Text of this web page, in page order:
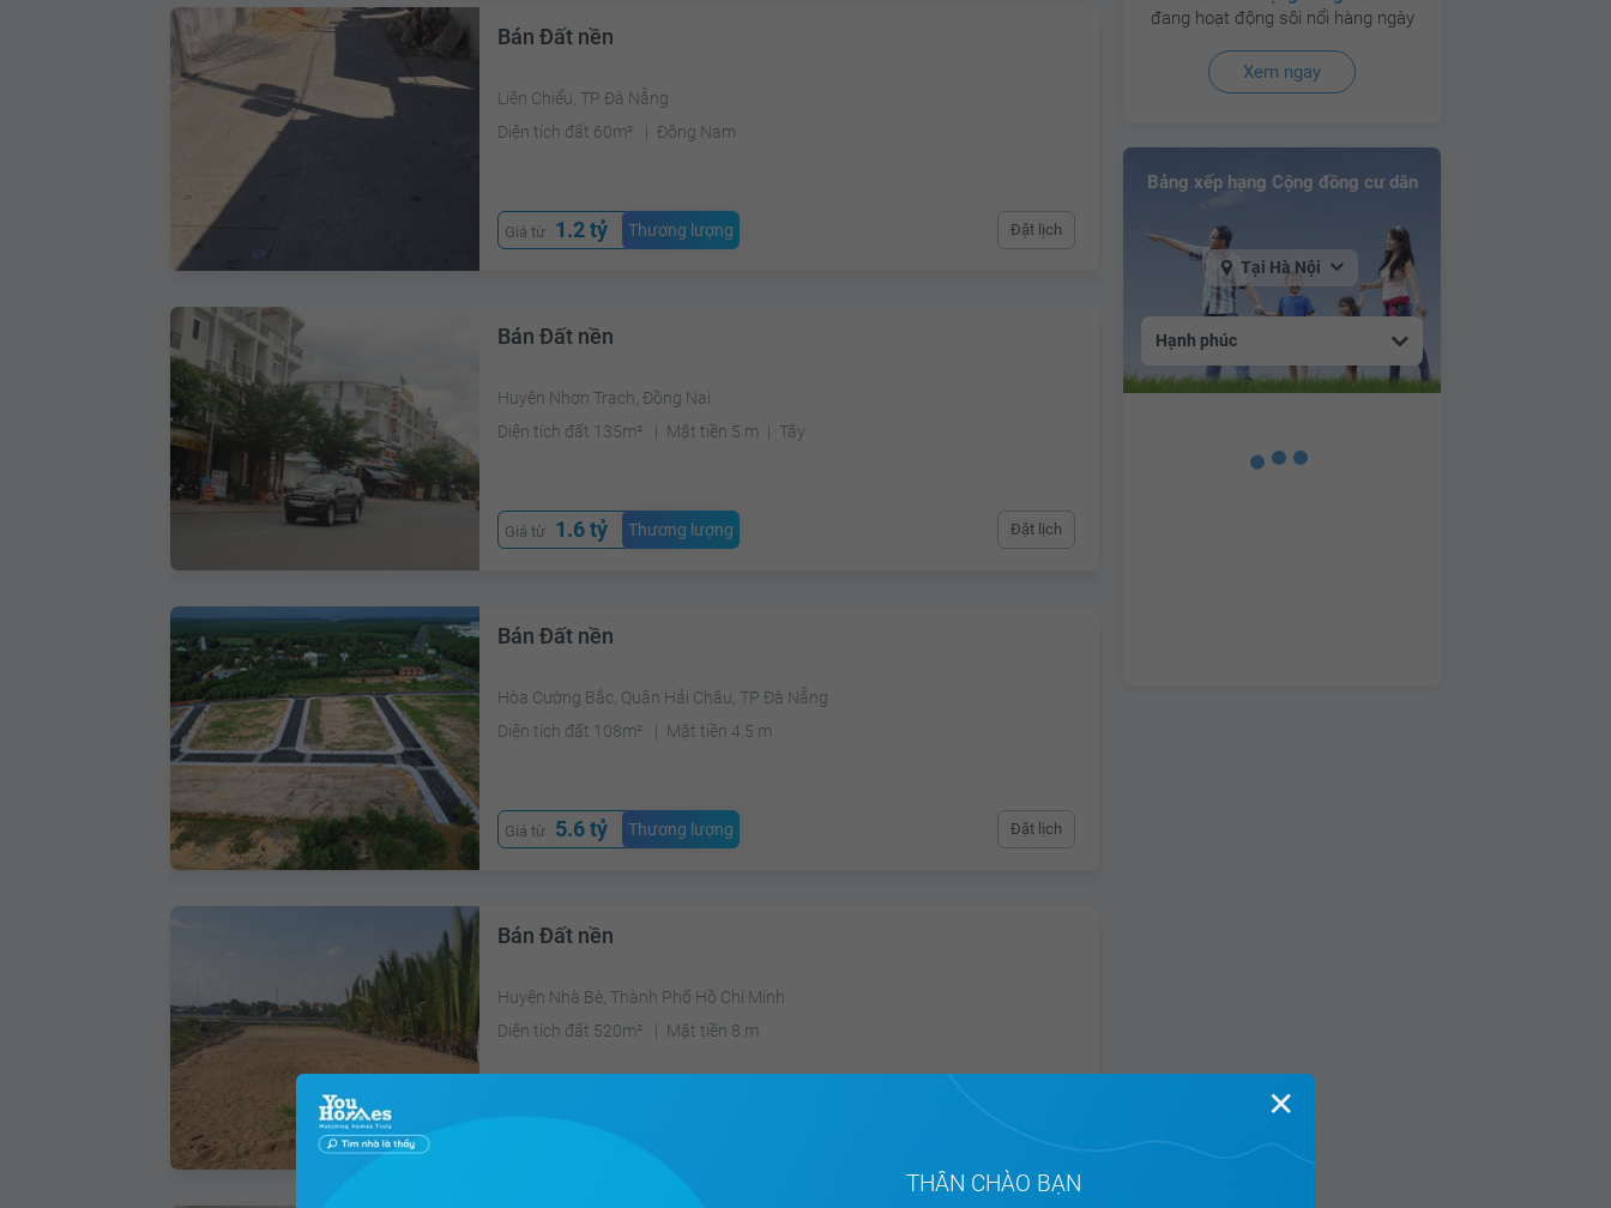
Bán Đất nền
Liên Chiểu, TP Đà Nẵng
Diện tích đất 60m²
Đông Nam
Giá từ 1.2 tỷ Thương lượng Đặt lịch
Bán Đất nền
Huyện Nhơn Trạch, Đồng Nai
Diện tích đất 135m²
Mặt tiền 5 m Tây
Giá từ 1.6 tỷ Thương lượng Đặt lịch
Bán Đất nền
Hòa Cường Bắc, Quận Hải Châu, TP Đà Nẵng
Diện tích đất 108m²
Mặt tiền 4.5 m
Giá từ 5.6 tỷ Thương lượng Đặt lịch
Bán Đất nền
Huyện Nhà Bè, Thành Phố Hồ Chí Minh
Diện tích đất 520m²
Mặt tiền 8 m
3.6 tỷ
đang hoạt động sôi nổi hàng ngày
Xem ngay
Bảng xếp hạng Cộng đồng cư dân
Tại Hà Nội
Hạnh phúc
✕
THÂN CHÀO BẠN